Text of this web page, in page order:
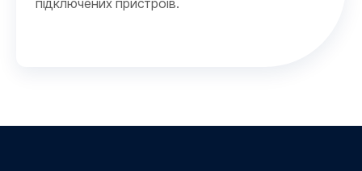
підключених пристроїв.